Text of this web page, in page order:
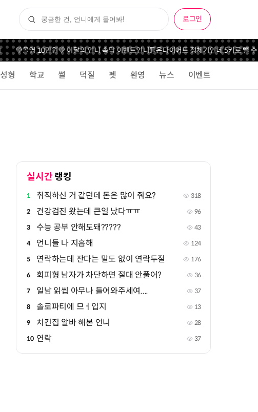
로그인
💚올영 10만원💚 이달의 언니 속닥 이벤트언니들은다이어트 정체기인데 5키로 뺄 수 있
성형 학교 썰 덕질 펫 환영 뉴스 이벤트
실시간 랭킹
1 취직하신 거 같던데 돈은 많이 줘요? 318
2 건강검진 왔는데 큰일 났다ㅠㅠ 96
3 수능 공부 안해도돼????? 43
4 언니들 나 지흡해 124
5 연락하는데 잔다는 말도 없이 연락두절 176
6 회피형 남자가 차단하면 절대 안풀어? 36
7 일남 읽씹 아무나 들어와주세여.... 37
8 솔로파티에 므ㅓ입지 13
9 치킨집 알바 해본 언니 28
10 연락 37